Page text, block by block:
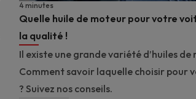
Quelle huile de moteur pour votre
la qualité !
4 minutes
Il existe une grande variété d’huiles de
Comment savoir laquelle choisir pour
? Suivez nos conseils.